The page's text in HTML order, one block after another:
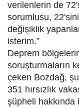
verilenlerin de
sorumlusu,
değişiklik
isterim.”
Deprem
soruşturmaların
çeken Bozdağ,
351 hırsızlık
şüpheli hakkında